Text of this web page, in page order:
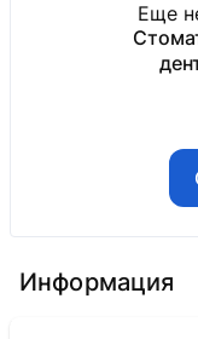
Еще
Информация